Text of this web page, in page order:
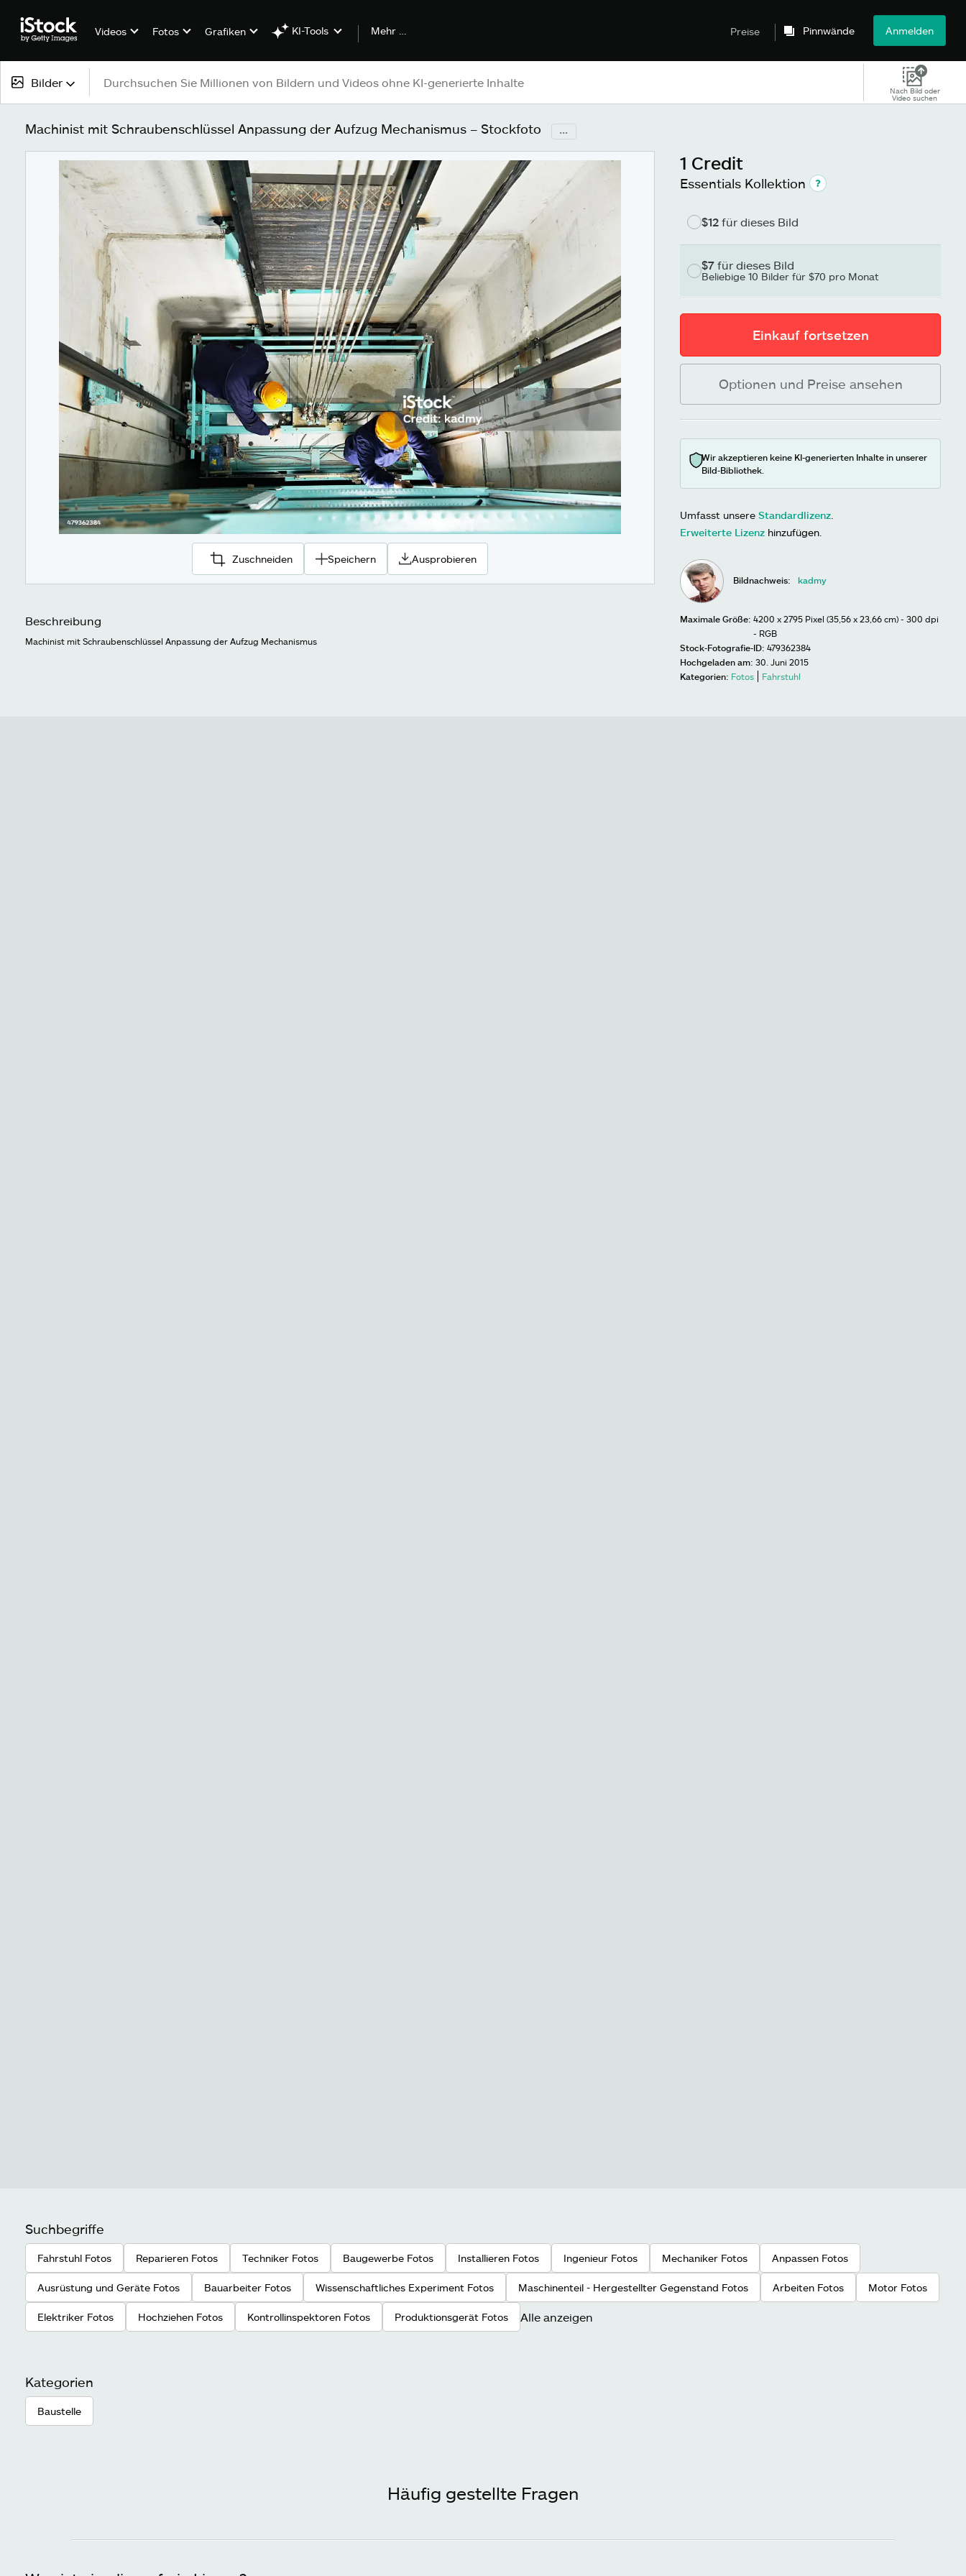
Videos Fotos Grafiken KI-Tools Mehr … Preise Pinnwände Anmelden
Bilder
Bilder
Fotos
Grafiken
Nach Bild oder
Video suchen
Machinist mit Schraubenschlüssel Anpassung der Aufzug Mechanismus – Stockfoto ...
Zuschneiden Speichern Ausprobieren
Beschreibung
Machinist mit Schraubenschlüssel Anpassung der Aufzug Mechanismus
1 Credit
Essentials Kollektion
$12 für dieses Bild
$7 für dieses Bild
Beliebige 10 Bilder für $70 pro Monat
Einkauf fortsetzen
Optionen und Preise ansehen
Wir akzeptieren keine KI-generierten Inhalte in unserer
Bild-Bibliothek.
Umfasst unsere Standardlizenz
Erweiterte Lizenz hinzufügen.
Bildnachweis: kadmy
Maximale Größe: 4200 x 2795 Pixel (35,56 x 23,66 cm) - 300 dpi
- RGB
Stock-Fotografie-ID: 479362384
Hochgeladen am: 30. Juni 2015
Kategorien: Fotos Fahrstuhl
Suchbegriffe
Fahrstuhl Fotos Reparieren Fotos Techniker Fotos Baugewerbe Fotos Installieren Fotos Ingenieur Fotos Mechaniker Fotos Anpassen Fotos
Ausrüstung und Geräte Fotos Bauarbeiter Fotos Wissenschaftliches Experiment Fotos Maschinenteil - Hergestellter Gegenstand Fotos Arbeiten Fotos Motor Fotos
Elektriker Fotos Hochziehen Fotos Kontrollinspektoren Fotos Produktionsgerät Fotos Alle anzeigen
Kategorien
Baustelle
Häufig gestellte Fragen